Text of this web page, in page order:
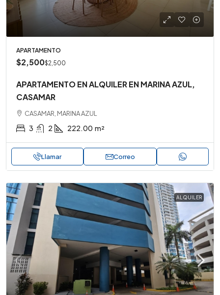
APARTAMENTO
$2,500$2,500
APARTAMENTO EN ALQUILER EN MARINA AZUL,
CASAMAR
CASAMAR, MARINA AZUL
3 2 222.00 m²
Llamar Correo
ALQUILER